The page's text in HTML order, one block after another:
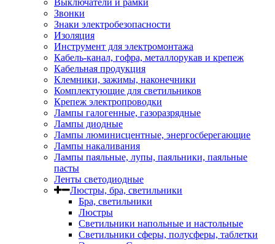
Выключатели и рамки
Звонки
Знаки электробезопасности
Изоляция
Инструмент для электромонтажа
Кабель-канал, гофра, металлорукав и крепеж
Кабельная продукция
Клемники, зажимы, наконечники
Комплектующие для светильников
Крепеж электропроводки
Лампы галогенные, газоразрядные
Лампы диодные
Лампы люминисцентные, энергосберегающие
Лампы накаливания
Лампы паяльные, лупы, паяльники, паяльные
пасты
Ленты светодиодные
Люстры, бра, светильники
Бра, светильники
Люстры
Светильники напольные и настольные
Светильники сферы, полусферы, таблетки